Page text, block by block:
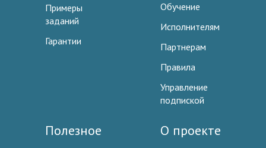
Примеры
заданий
Гарантии
Обучение
Исполнителям
Партнерам
Правила
Управление
подпиской
Полезное О проекте